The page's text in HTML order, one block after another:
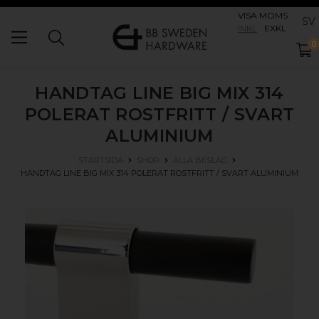
VISA MOMS
INKL
EXKL SV
0
HANDTAG LINE BIG MIX 314
POLERAT ROSTFRITT / SVART
ALUMINIUM
STARTSIDA SHOP
ALLA BESLAG
HANDTAG LINE BIG MIX 314 POLERAT ROSTFRITT / SVART ALUMINIUM